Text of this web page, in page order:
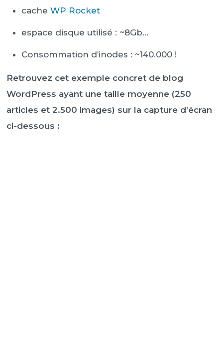
cache WP Rocket
espace disque utilisé : ~8Gb…
Consommation d’inodes : ~140.000 !
Retrouvez cet exemple concret de blog
WordPress ayant une taille moyenne (250
articles et 2.500 images) sur la capture d’écran
ci-dessous :